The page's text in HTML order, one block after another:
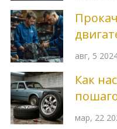
авг, 5
Как
для
мар, 22